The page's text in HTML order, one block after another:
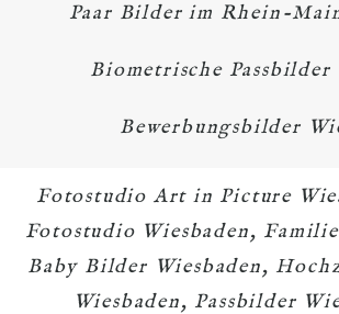
Paar Bilder im Rhein-
Biometrische Passbilder
Bewerbungsbilder
Fotostudio Art in Picture
Fotostudio Wiesbaden,
Baby Bilder Wiesbaden,
Wiesbaden, Passbilder